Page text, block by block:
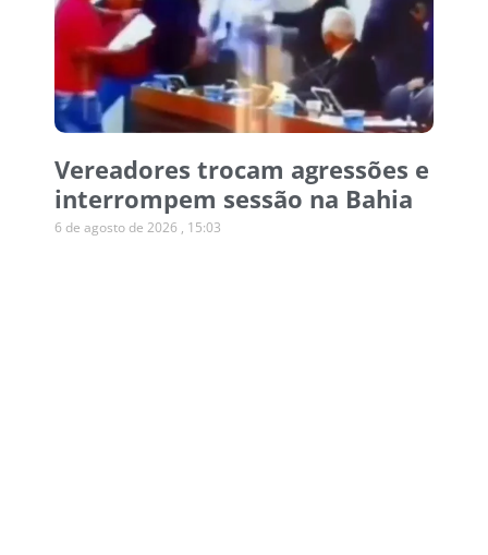
Vereadores trocam agressões e
interrompem sessão na Bahia
6 de agosto de 2026 15:03